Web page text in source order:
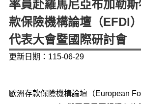
率員赴羅馬尼亞布加勒
款保險機構論壇（EFDI
代表大會暨國際研討會
更新日期：115-06-29
歐洲存款保險機構論壇（European